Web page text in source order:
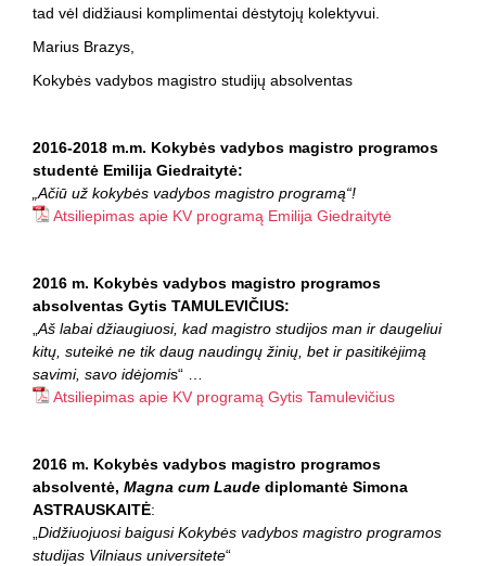
tad vėl didžiausi komplimentai dėstytojų kolektyvui.
Marius Brazys,
Kokybės vadybos magistro studijų absolventas
2016-2018 m.m. Kokybės vadybos magistro programos
studentė Emilija Giedraitytė:
„Ačiū už kokybės vadybos magistro programą“!
Atsiliepimas apie KV programą Emilija Giedraitytė
2016 m. Kokybės vadybos magistro programos
absolventas Gytis TAMULEVIČIUS:
Aš labai džiaugiuosi, kad magistro studijos man ir daugeliui
kitų, suteikė ne tik daug naudingų žinių, bet ir pasitikėjimą
savimi, savo idėjomis“ …
Atsiliepimas apie KV programą Gytis Tamulevičius
2016 m. Kokybės vadybos magistro programos
absolventė, Magna cum Laude diplomantė Simona
ASTRAUSKAITĖ:
Didžiuojuosi baigusi Kokybės vadybos magistro programos
studijas Vilniaus universitete“